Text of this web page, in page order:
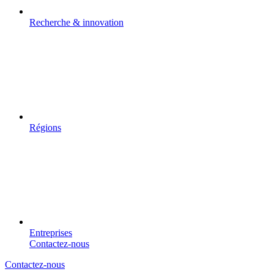
Recherche & innovation
Régions
Entreprises
Contactez-nous
Contactez-nous